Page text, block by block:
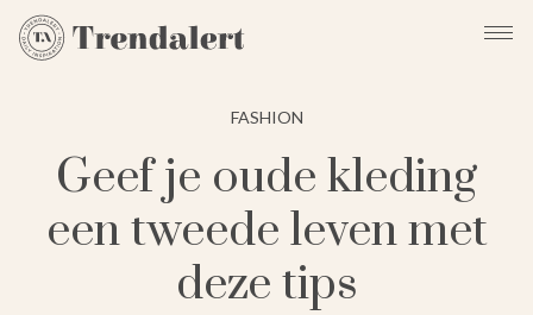
FASHION
Geef je oude kleding
een tweede leven met
deze tips